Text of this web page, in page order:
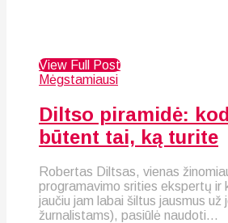
View Full Post
Mėgstamiausi
Diltso piramidė:
būtent tai, ką turite
Robertas Diltsas, vienas
programavimo srities ekspertų ir
jaučiu jam labai šiltus jausmus
žurnalistams), pasiūlė naudoti...